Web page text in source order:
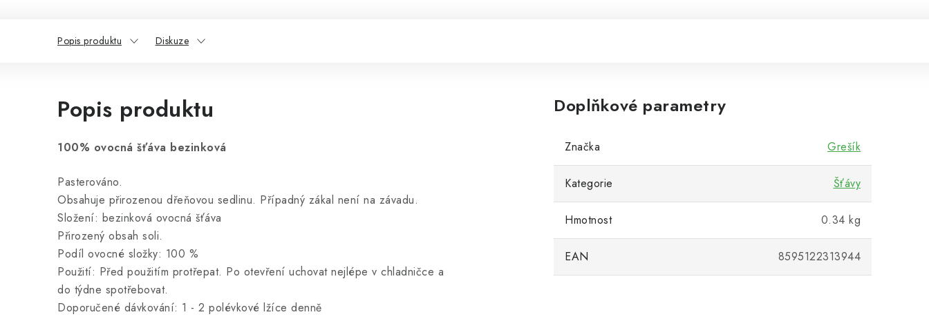
Popis produktu Diskuze
Popis produktu
100% ovocná šťáva bezinková
Pasterováno.
Obsahuje přirozenou dřeňovou sedlinu. Případný zákal není na závadu.
Složení: bezinková ovocná šťáva
Přirozený obsah soli.
Podíl ovocné složky: 100 %
Použití: Před použitím protřepat. Po otevření uchovat nejlépe v chladničce a
do týdne spotřebovat.
Doporučené dávkování: 1 - 2 polévkové lžíce denně
Doplňkové parametry
Značka Grešík
Kategorie Šťávy
Hmotnost 0.34 kg
EAN 8595122313944